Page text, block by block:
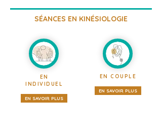
SÉANCES EN KINÉSIOLOGIE
EN
INDIVIDUEL
EN SAVOIR PLUS
EN COUPLE
EN SAVOIR PLUS